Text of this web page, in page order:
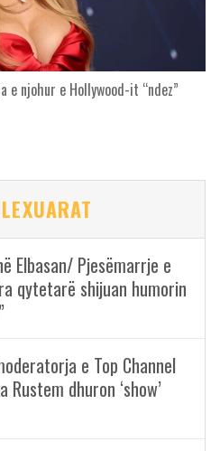
njohur e Hollywood-it “ndez”
Elbasan/ Pjesëmarrje e
qytetarë shijuan humorin
e Top Channel
dhuron ‘show’